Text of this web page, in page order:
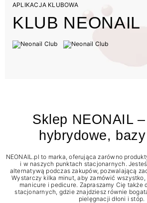
APLIKACJA KLUBOWA
KLUB NEONAIL
Sklep NEONAIL
hybrydowe,
NEONAIL.pl to marka, oferująca zarówno
i w naszych punktach stacjonarnych.
alternatywą podczas zakupów, pozwalającą
Wystarczy kilka minut, aby zamówić
manicure i pedicure. Zapraszamy Cię także
stacjonarnych, gdzie znajdziesz równie
pielęgnacji dłoni i stóp.